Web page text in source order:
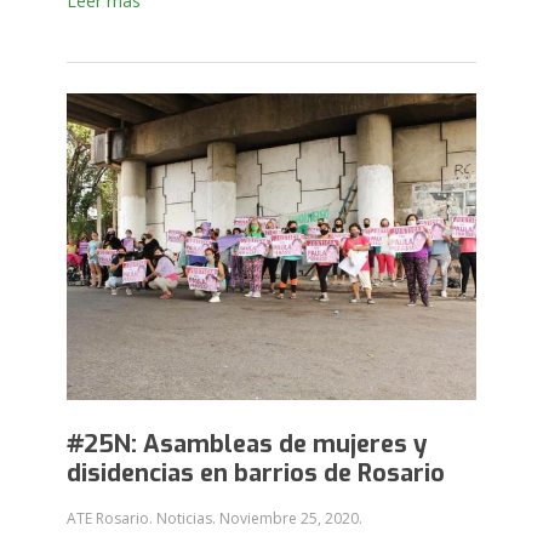
#25N: Asambleas de mujeres y
disidencias en barrios de Rosario
ATE Rosario. Noticias. Noviembre 25, 2020.